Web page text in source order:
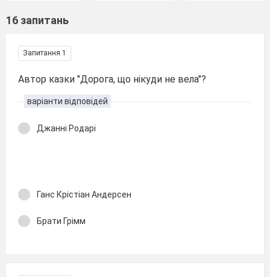
16 запитань
Запитання 1
Автор казки "Дорога, що нікуди не вела"?
варіанти відповідей
Джанні Родарі
Ганс Крістіан Андерсен
Брати Грімм